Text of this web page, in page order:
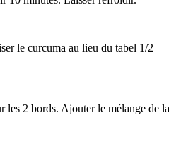
le curcuma au lieu du tabel 1/2
les 2 bords. Ajouter le mélange de la